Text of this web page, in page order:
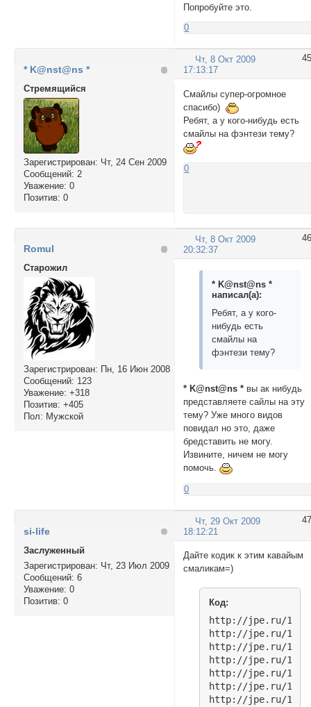
Попробуйте это.
0
45
Чт, 8 Окт 2009
17:13:17
* K@nst@ns *
Стремящийся
Зарегистрирован: Чт, 24 Сен 2009
Сообщений: 2
Уважение: 0
Позитив: 0
Смайлы супер-огромное
спасибо)
Ребят, а у кого-нибудь есть
смайлы на фэнтези тему?
0
46
Чт, 8 Окт 2009
20:32:37
Romul
Cтарожил
Зарегистрирован: Пн, 16 Июн 2008
Сообщений: 123
Уважение: +318
Позитив: +405
Пол: Мужской
* K@nst@ns *
написал(а):
Ребят, а у кого-
нибудь есть
смайлы на
фэнтези тему?
* K@nst@ns * вы ак нибудь
представляете сайлы на эту
тему? Уже много видов
повидал но это, даже
бредставить не могу.
Извините, ничем не могу
помочь.
0
47
Чт, 29 Окт 2009
18:12:21
si-life
Заслуженный
Зарегистрирован: Чт, 23 Июл 2009
Сообщений: 6
Уважение: 0
Позитив: 0
Дайте кодик к этим кавайым
смаликам=)
Код:
http://jpe.ru/1/
http://jpe.ru/1/
http://jpe.ru/1/
http://jpe.ru/1/
http://jpe.ru/1/
http://jpe.ru/1/
http://jpe.ru/1/